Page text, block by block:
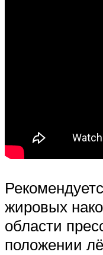
жировых
области
положении